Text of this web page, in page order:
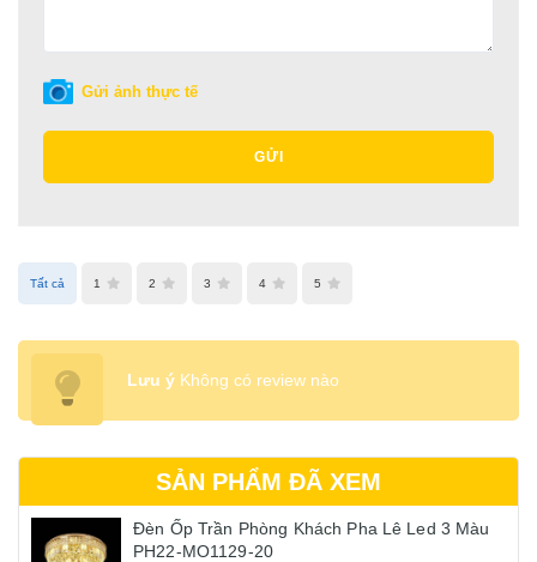
Gửi ảnh thực tế
GỬI
Tất cả 1 2 3 4 5
Lưu ý Không có review nào
SẢN PHẨM ĐÃ XEM
Đèn Ốp Trần Phòng Khách Pha Lê Led 3 Màu
PH22-MO1129-20